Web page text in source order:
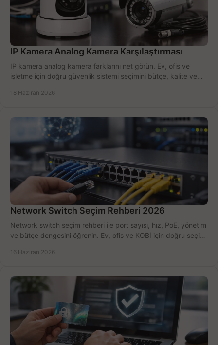
IP Kamera Analog Kamera Karşılaştırması
IP kamera analog kamera farklarını net görün. Ev, ofis ve
işletme için doğru güvenlik sistemi seçimini bütçe, kalite ve
18 Haziran 2026
Network Switch Seçim Rehberi 2026
Network switch seçim rehberi ile port sayısı, hız, PoE, yönetim
ve bütçe dengesini öğrenin. Ev, ofis ve KOBİ için doğru seçimi
16 Haziran 2026